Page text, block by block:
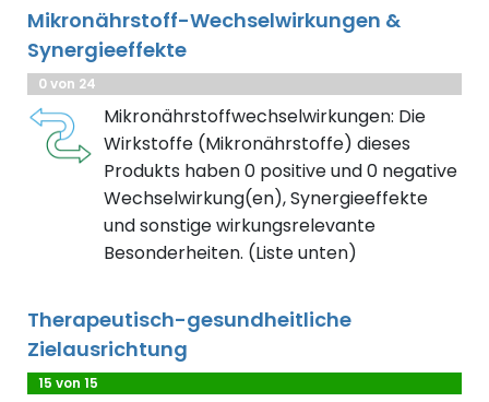
Mikronährstoff-Wechselwirkungen &
Synergieeffekte
0 von 24
Mikronährstoffwechselwirkungen: Die
Wirkstoffe (Mikronährstoffe) dieses
Produkts haben 0 positive und 0 negative
Wechselwirkung(en), Synergieeffekte
und sonstige wirkungsrelevante
Besonderheiten. (Liste unten)
Therapeutisch-gesundheitliche
Zielausrichtung
15 von 15